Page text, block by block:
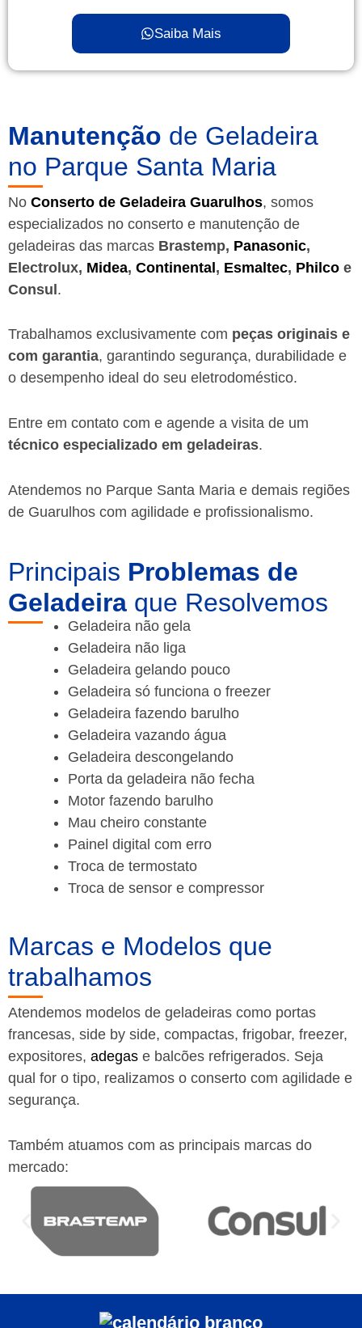
Saiba Mais
Manutenção de Geladeira
no Parque Santa Maria
No Conserto de Geladeira Guarulhos, somos
especializados no conserto e manutenção de
geladeiras das marcas Brastemp, Panasonic,
Electrolux, Midea, Continental, Esmaltec, Philco e
Consul.
Trabalhamos exclusivamente com peças originais e
com garantia, garantindo segurança, durabilidade e
o desempenho ideal do seu eletrodoméstico.
Entre em contato com e agende a visita de um
técnico especializado em geladeiras.
Atendemos no Parque Santa Maria e demais regiões
de Guarulhos com agilidade e profissionalismo.
Principais Problemas de
Geladeira que Resolvemos
Geladeira não gela
Geladeira não liga
Geladeira gelando pouco
Geladeira só funciona o freezer
Geladeira fazendo barulho
Geladeira vazando água
Geladeira descongelando
Porta da geladeira não fecha
Motor fazendo barulho
Mau cheiro constante
Painel digital com erro
Troca de termostato
Troca de sensor e compressor
Marcas e Modelos que
trabalhamos
Atendemos modelos de geladeiras como portas
francesas, side by side, compactas, frigobar, freezer,
expositores, adegas e balcões refrigerados. Seja
qual for o tipo, realizamos o conserto com agilidade e
segurança.
Também atuamos com as principais marcas do
mercado: